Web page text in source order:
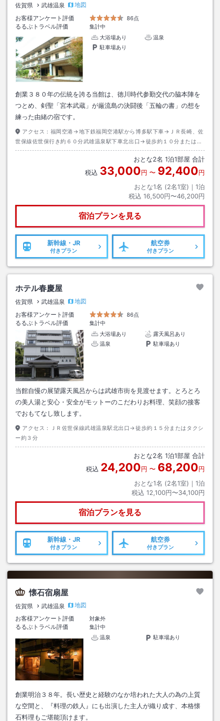
佐賀県 武雄温泉
地図
お客様アンケート評価
86点
るるぶトラベル評価
集計中
大浴場あり
温泉
駐車場あり
創業３８０年の伝統を誇る当館は、徳川時代参勤交代の脇本陣を
つとめ、剣聖「宮本武蔵」が厳流島の決闘後「五輪の書」の想を
練った由緒の宿です。
アクセス： 福岡空港→地下鉄福岡空港駅から博多駅下車→ＪＲ長崎、佐
世保線佐世保行き約６０分武雄温泉駅下車北出口→徒歩約１０分またはタ
クシー約３分
おとな2名 1泊1部屋 合計
税込 33,000円 〜 92,400円
おとな1名 (2名1室)｜ 1泊
税込 16,500円〜46,200円
宿泊プランを見る
新幹線・JR
付きプラン
航空券
付きプラン
ホテル春慶屋
佐賀県 武雄温泉
地図
お客様アンケート評価
86点
るるぶトラベル評価
集計中
大浴場あり
露天風呂あり
温泉
駐車場あり
当館自慢の展望露天風呂からは武雄市街を見渡せます。とろとろ
の美人湯と安心・安全がモットーのこだわりお料理、笑顔の接客
でおもてなし致します。
アクセス：
ＪＲ佐世保線武雄温泉駅北出口→徒歩約１５分またはタクシ
ー約３分
おとな2名 1泊1部屋 合計
税込 24,200円 〜 68,200円
おとな1名 (2名1室)｜ 1泊
税込 12,100円〜34,100円
宿泊プランを見る
新幹線・JR
付きプラン
航空券
付きプラン
懐石宿扇屋
佐賀県 武雄温泉
地図
お客様アンケート評価
対象外
るるぶトラベル評価
集計中
温泉
駐車場あり
創業明治３８年。長い歴史と経験のなか培われた大人の為の上質
な空間と、『料理の鉄人』にも出演した主人が織り成す、本格懐
石料理もご堪能頂けます。